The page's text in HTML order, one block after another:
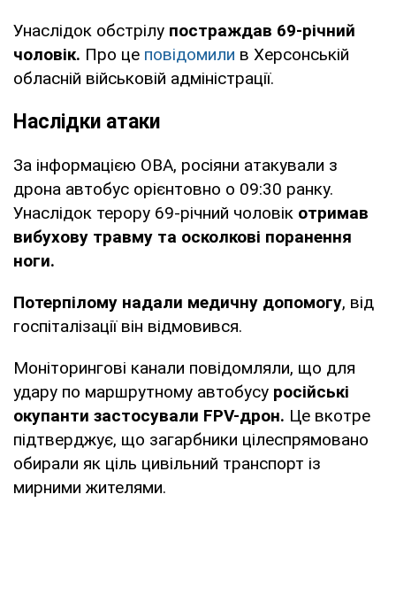
Унаслідок обстрілу постраждав 69-річний
чоловік. Про це повідомили в Херсонській
обласній військовій адміністрації.
Наслідки атаки
За інформацією ОВА, росіяни атакували з
дрона автобус орієнтовно о 09:30 ранку.
Унаслідок терору 69-річний чоловік отримав
вибухову травму та осколкові поранення
ноги.
Потерпілому надали медичну допомогу, від
госпіталізації він відмовився.
Моніторингові канали повідомляли, що для
удару по маршрутному автобусу російські
окупанти застосували FPV-дрон. Це вкотре
підтверджує, що загарбники цілеспрямовано
обирали як ціль цивільний транспорт із
мирними жителями.